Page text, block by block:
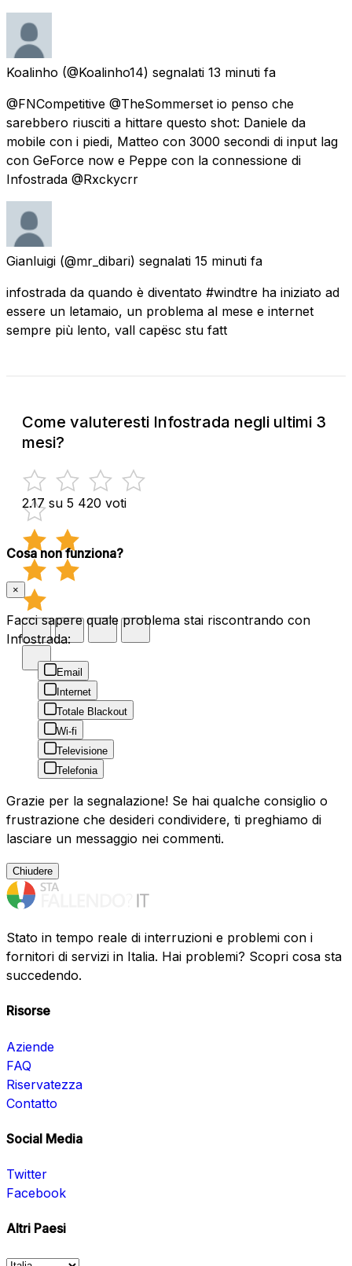
Koalinho (@Koalinho14) segnalati 13 minuti fa
@FNCompetitive @TheSommerset io penso che
sarebbero riusciti a hittare questo shot: Daniele da
mobile con i piedi, Matteo con 3000 secondi di input lag
con GeForce now e Peppe con la connessione di
Infostrada @Rxckycrr
Gianluigi (@mr_dibari) segnalati 15 minuti fa
infostrada da quando è diventato #windtre ha iniziato ad
essere un letamaio, un problema al mese e internet
sempre più lento, vall capësc stu fatt
Come valuteresti Infostrada negli ultimi 3
mesi?
2.17 su 5 420 voti
Cosa non funziona?
×
Facci sapere quale problema stai riscontrando con
Infostrada:
Email
Internet
Totale Blackout
Wi-fi
Televisione
Telefonia
Grazie per la segnalazione! Se hai qualche consiglio o
frustrazione che desideri condividere, ti preghiamo di
lasciare un messaggio nei commenti.
Chiudere
Stato in tempo reale di interruzioni e problemi con i
fornitori di servizi in Italia. Hai problemi? Scopri cosa sta
succedendo.
Risorse
Aziende
FAQ
Riservatezza
Contatto
Social Media
Twitter
Facebook
Altri Paesi